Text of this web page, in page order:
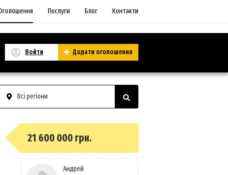
Послуги Блог Контакти
Войти Додати оголошення
Всі регіони
21 600 000 грн.
Андрей